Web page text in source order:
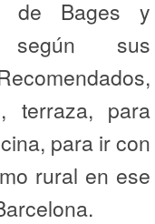
de Bages y
según sus
terraza, para
para ir con
rural en ese